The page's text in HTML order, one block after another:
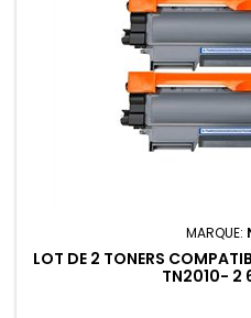
MARQUE:
LOT DE 2 TONERS
TN2010- 2